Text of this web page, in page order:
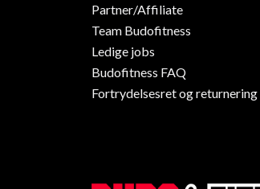
Partner/Affiliate
Team Budofitness
Ledige jobs
Budofitness FAQ
Fortrydelsesret og returnering